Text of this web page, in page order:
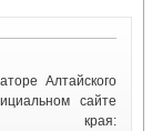
Алтайского
сайте
края: